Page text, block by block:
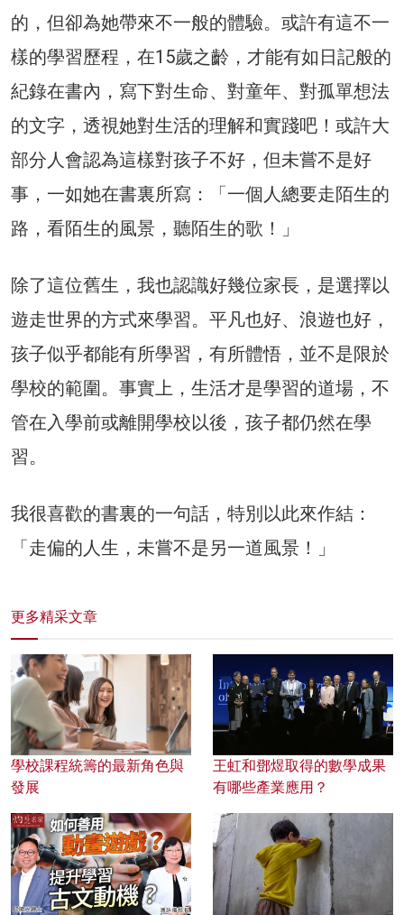
的，但卻為她帶來不一般的體驗。或許有這不一
樣的學習歷程，在15歲之齡，才能有如日記般的
紀錄在書內，寫下對生命、對童年、對孤單想法
的文字，透視她對生活的理解和實踐吧！或許大
部分人會認為這樣對孩子不好，但未嘗不是好
事，一如她在書裏所寫：「一個人總要走陌生的
路，看陌生的風景，聽陌生的歌！」
除了這位舊生，我也認識好幾位家長，是選擇以
遊走世界的方式來學習。平凡也好、浪遊也好，
孩子似乎都能有所學習，有所體悟，並不是限於
學校的範圍。事實上，生活才是學習的道場，不
管在入學前或離開學校以後，孩子都仍然在學
習。
我很喜歡的書裏的一句話，特別以此來作結：
「走偏的人生，未嘗不是另一道風景！」
更多精采文章
學校課程統籌的最新角色與
發展
王虹和鄧煜取得的數學成果
有哪些產業應用？